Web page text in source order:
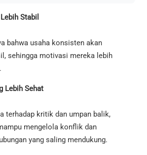
Stabil
bahwa usaha konsisten akan
sehingga motivasi mereka lebih
Lebih Sehat
terhadap kritik dan umpan balik,
mengelola konflik dan
yang saling mendukung.